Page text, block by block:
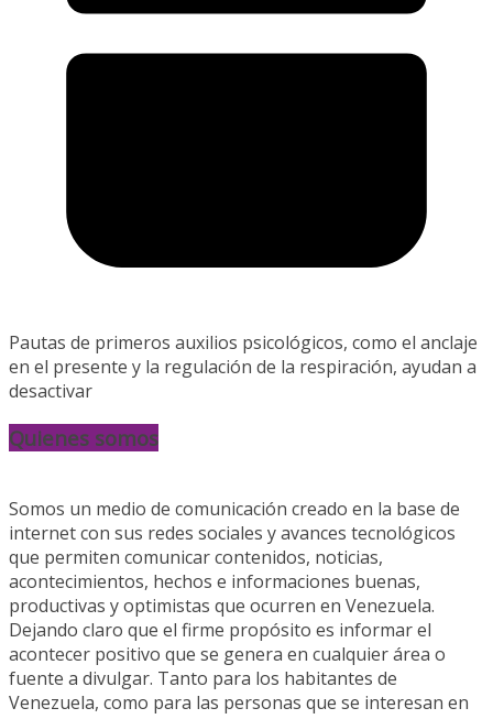
Pautas de primeros auxilios psicológicos, como el anclaje
en el presente y la regulación de la respiración, ayudan a
desactivar
Quienes somos
Somos un medio de comunicación creado en la base de
internet con sus redes sociales y avances tecnológicos
que permiten comunicar contenidos, noticias,
acontecimientos, hechos e informaciones buenas,
productivas y optimistas que ocurren en Venezuela.
Dejando claro que el firme propósito es informar el
acontecer positivo que se genera en cualquier área o
fuente a divulgar. Tanto para los habitantes de
Venezuela, como para las personas que se interesan en